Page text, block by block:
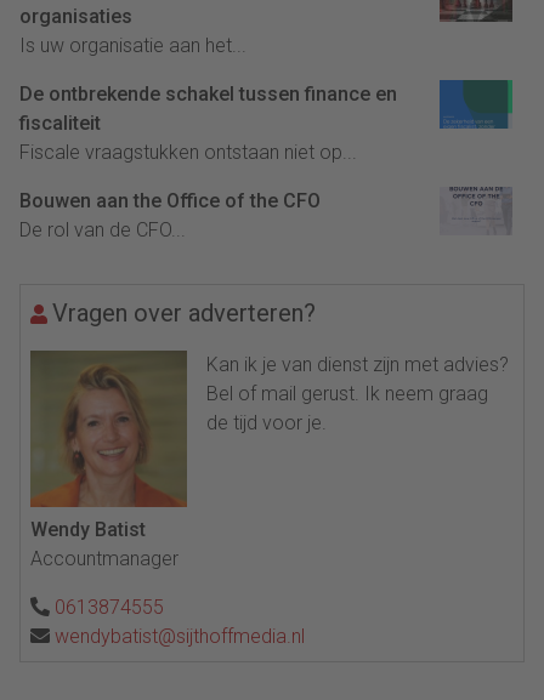
organisaties
Is uw organisatie aan het...
De ontbrekende schakel tussen finance en
fiscaliteit
Fiscale vraagstukken ontstaan niet op...
Bouwen aan the Office of the CFO
De rol van de CFO...
Vragen over adverteren?
Kan ik je van dienst zijn met advies?
Bel of mail gerust. Ik neem graag
de tijd voor je.
Wendy Batist
Accountmanager
0613874555
wendybatist@sijthoffmedia.nl